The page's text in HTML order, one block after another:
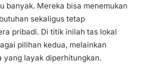
banyak. Mereka bisa menemukan
sekaligus tetap
pribadi. Di titik inilah tas lokal
pilihan kedua, melainkan
yang layak diperhitungkan.